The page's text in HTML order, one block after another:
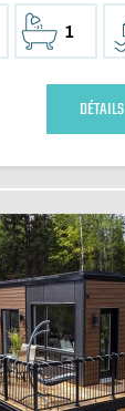
1
DÉTAILS